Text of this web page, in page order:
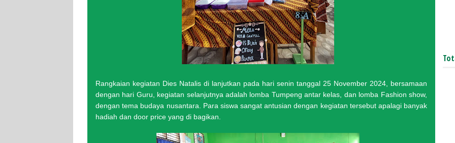
Rangkaian kegiatan Dies Natalis di lanjutkan pada hari senin tanggal 25 November 2024, bersamaan
dengan hari Guru, kegiatan selanjutnya adalah lomba Tumpeng antar kelas, dan lomba Fashion show,
dengan tema budaya nusantara. Para siswa sangat antusian dengan kegiatan tersebut apalagi banyak
hadiah dan door price yang di bagikan.